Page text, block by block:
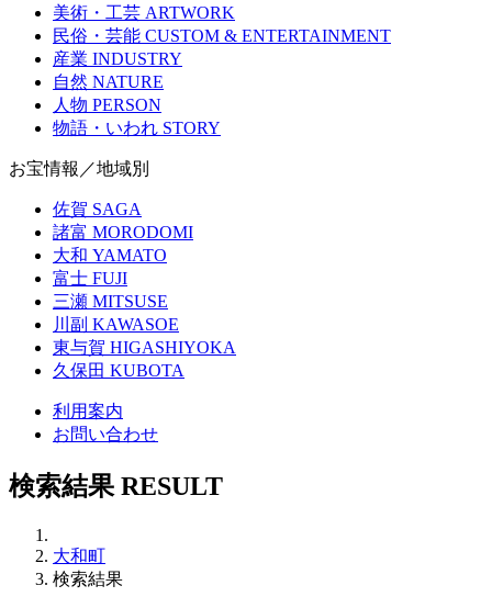
美術・工芸 ARTWORK
民俗・芸能 CUSTOM & ENTERTAINMENT
産業 INDUSTRY
自然 NATURE
人物 PERSON
物語・いわれ STORY
お宝情報／地域別
佐賀 SAGA
諸富 MORODOMI
大和 YAMATO
富士 FUJI
三瀬 MITSUSE
川副 KAWASOE
東与賀 HIGASHIYOKA
久保田 KUBOTA
利用案内
お問い合わせ
検索結果 RESULT
大和町
検索結果